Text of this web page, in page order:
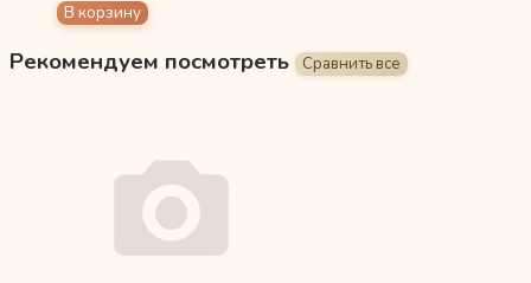
Рекомендуем посмотреть